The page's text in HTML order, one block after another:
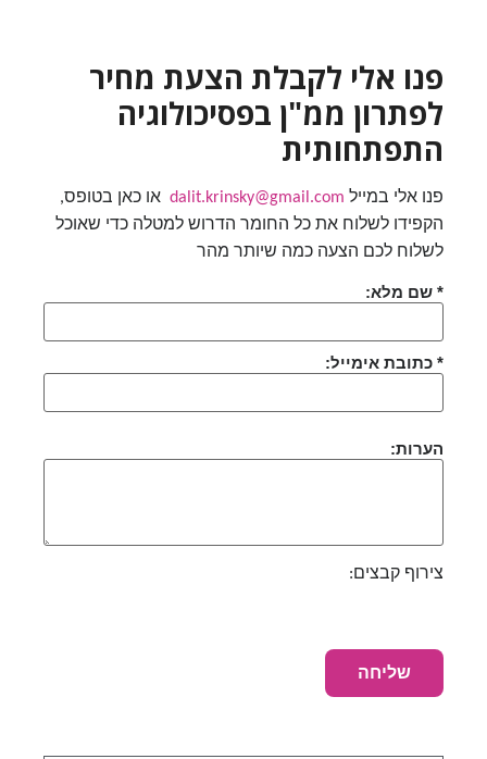
פנו אלי לקבלת הצעת מחיר
לפתרון ממ"ן בפסיכולוגיה
התפתחותית
פנו אלי במייל dalit.krinsky@gmail.com או כאן בטופס,
הקפידו לשלוח את כל החומר הדרוש למטלה כדי שאוכל
לשלוח לכם הצעה כמה שיותר מהר
* שם מלא:
* כתובת אימייל:
הערות:
צירוף קבצים: